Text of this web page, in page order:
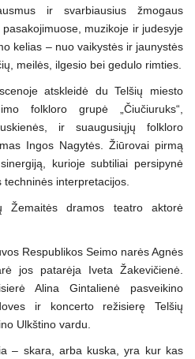
ir svarbiausius žmogaus
muzikoje ir judesyje
kelias – nuo vaikystės ir jaunystės
meilės, ilgesio bei gedulo rimties.
atskleidė du Telšių miesto
folkloro grupė „Čiučiuruks“,
ir suaugusiųjų folkloro
Ingos Nagytės. Žiūrovai pirmą
kurioje subtiliai persipynė
interpretacijos.
Žemaitės dramos teatro aktorė
Respublikos Seimo narės Agnės
jos patarėja Iveta Žakevičienė.
Alina Gintalienė pasveikino
ir koncerto režisierę Telšių
Ulkštino vardu.
– skara, arba kuska, yra kur kas